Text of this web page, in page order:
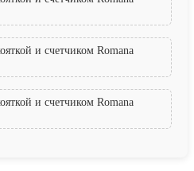
и счетчиком Romana
и счетчиком Romana